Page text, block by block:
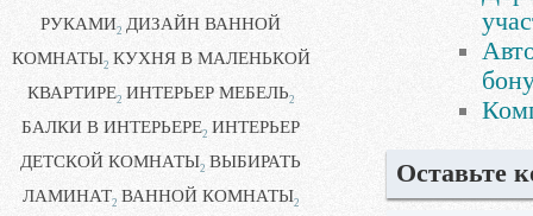
РУКАМИ2 ДИЗАЙН ВАННОЙ
КОМНАТЫ2 КУХНЯ В МАЛЕНЬКОЙ
КВАРТИРЕ2 ИНТЕРЬЕР МЕБЕЛЬ2
БАЛКИ В ИНТЕРЬЕРЕ2 ИНТЕРЬЕР
ДЕТСКОЙ КОМНАТЫ2 ВЫБИРАТЬ
ЛАМИНАТ2 ВАННОЙ КОМНАТЫ2
Оставьте